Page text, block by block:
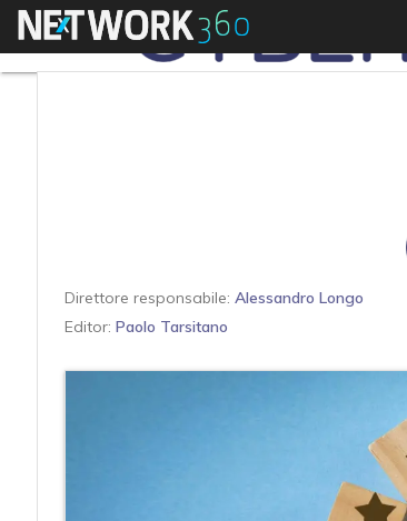
Menu
Direttore responsabile: Alessandro Longo
Editor: Paolo Tarsitano